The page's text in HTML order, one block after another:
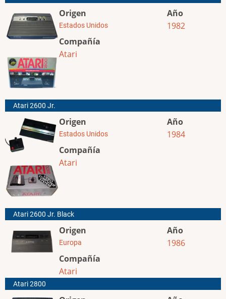
Origen
Estados Unidos
Compañía
Atari
Año
1982
Atari 2600 Jr.
Origen
Estados Unidos
Compañía
Atari
Año
1984
Atari 2600 Jr. Black
Origen
Europa
Compañía
Atari
Año
1986
Atari 2800